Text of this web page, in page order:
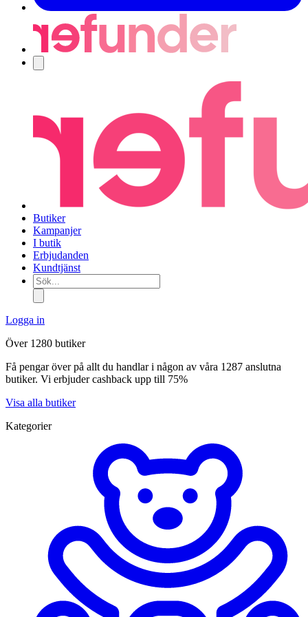
Butiker
Kampanjer
I butik
Erbjudanden
Kundtjänst
Sök...
Logga in
Över 1280 butiker
Få pengar över på allt du handlar i någon av våra 1287 anslutna
butiker. Vi erbjuder cashback upp till 75%
Visa alla butiker
Kategorier